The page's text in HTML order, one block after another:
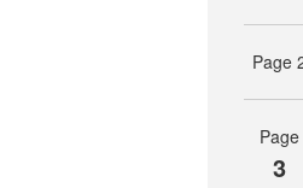
Page
Page
3